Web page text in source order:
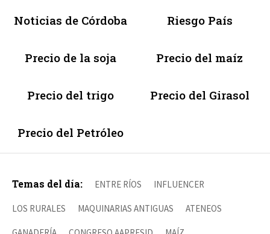
Noticias de Córdoba Riesgo País
Precio de la soja Precio del maíz
Precio del trigo Precio del Girasol
Precio del Petróleo
Temas del día: ENTRE RÍOS INFLUENCER
LOS RURALES MAQUINARIAS ANTIGUAS ATENEOS